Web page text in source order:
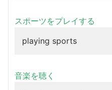
スポーツをプレイする
playing sports
音楽を聴く